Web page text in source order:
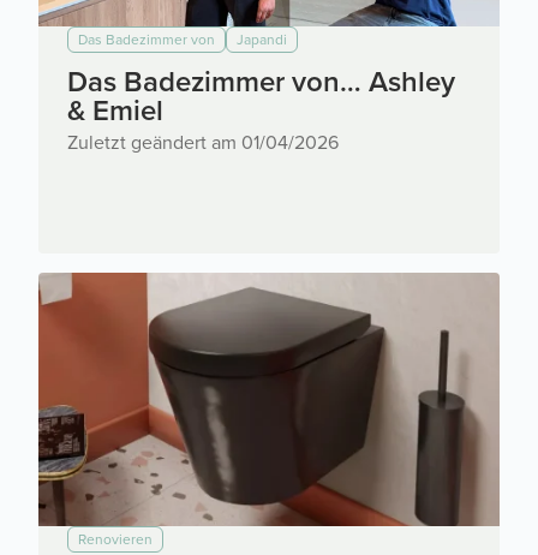
Das Badezimmer von Japandi
Das Badezimmer von… Ashley
& Emiel
Zuletzt geändert am 01/04/2026
Renovieren